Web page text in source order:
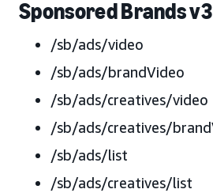
Sponsored Brands v3
/sb/ads/video
/sb/ads/brandVideo
/sb/ads/creatives/video
/sb/ads/creatives/
/sb/ads/list
/sb/ads/creatives/list